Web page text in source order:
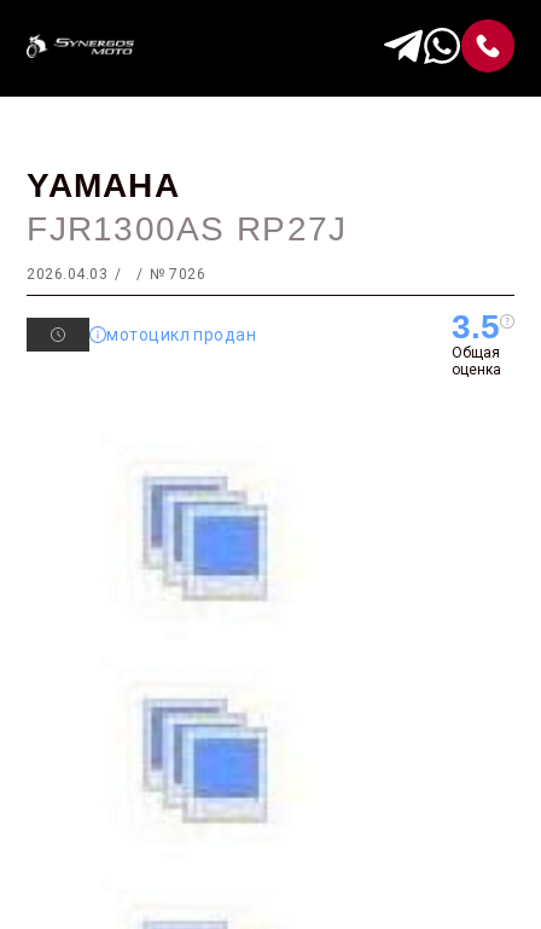
YAMAHA
FJR1300AS RP27J
2026.04.03 № 7026
мотоцикл продан 3.5
Общая
оценка